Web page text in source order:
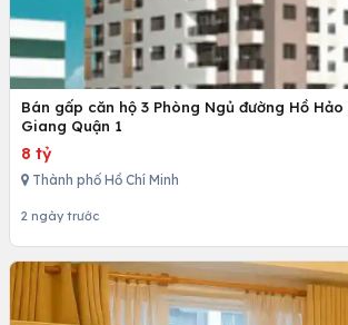
Bán gấp căn hộ 3 Phòng Ngủ đường Hồ Hảo
Giang Quận 1
8 tỷ
Thành phố Hồ Chí Minh
2 ngày trước